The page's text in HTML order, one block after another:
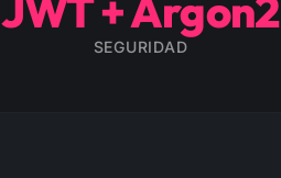
JWT + Argon2
SEGURIDAD